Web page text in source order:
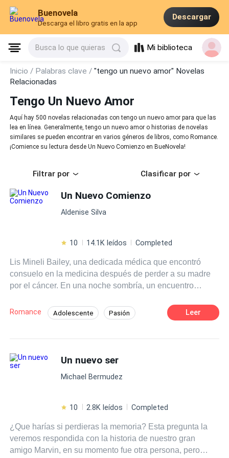
Buenovela
Descarga el libro gratis en la app
Descargar
Busca lo que quieras Mi biblioteca
Inicio / Palabras clave /"tengo un nuevo amor" Novelas
Relacionadas
Tengo Un Nuevo Amor
Aquí hay 500 novelas relacionadas con tengo un nuevo amor para que las
lea en línea. Generalmente, tengo un nuevo amor o historias de novelas
similares se pueden encontrar en varios géneros de libros, como Romance.
¡Comience su lectura desde Un Nuevo Comienzo en BueNovela!
Filtrar por Clasificar por
Un Nuevo Comienzo
Aldenise Silva
10 14.1K leídos Completed
Lis Mineli Bailey, una dedicada médica que encontró
consuelo en la medicina después de perder a su madre
por el cáncer. En una noche sombría, un encuentro
da inicio a una apasionada pasión. Sin embargo, cuando
la obsesión de Acácia amenaza con separarlos y un
está detrás de estos eventos misteriosos? En una historia
de emocionantes giros, amor verdadero y valentía ante el
destino, "Un nuevo comienzo" nos lleva a cuestionar si el
Prepárate para un cautivador viaje lleno de secretos y
Romance Adolescente Pasión Leer
Un nuevo ser
Michael Bermudez
10 2.8K leídos Completed
¿Que harías si perdieras la memoria? Esta pregunta la
veremos respondida con la historia de nuestro gran
amigo Marvin, en su momento fue otra persona, pero